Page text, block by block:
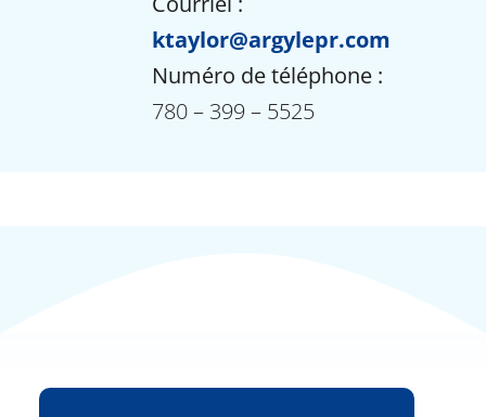
ktaylor@argylepr.com
Numéro de téléphone :
780– 399– 5525